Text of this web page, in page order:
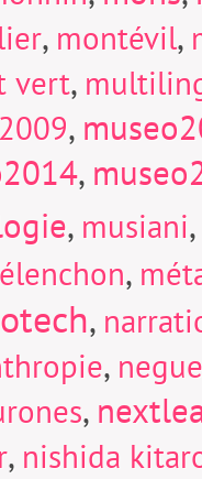
, montévil,
vert,
,
,
, musiani,
,
,
,
,
, nishida